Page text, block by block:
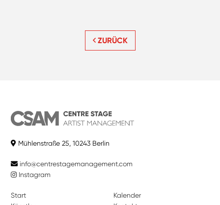
ZURÜCK
Mühlenstraße 25, 10243 Berlin
info@centrestagemanagement.com
Instagram
Start
Kalender